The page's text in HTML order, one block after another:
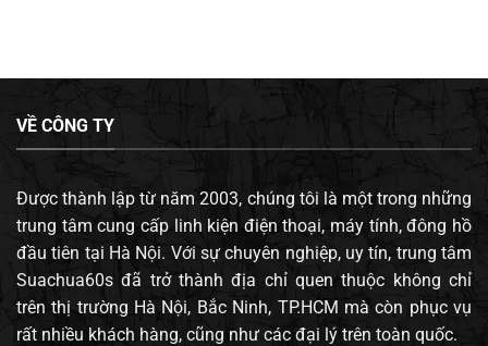
VỀ CÔNG TY
Được thành lập từ năm 2003, chúng tôi là một trong những
trung tâm cung cấp linh kiện điện thoại, máy tính, đông hồ
đầu tiên tại Hà Nội. Với sự chuyên nghiệp, uy tín, trung tâm
Suachua60s đã trở thành địa chỉ quen thuộc không chỉ
trên thị trường Hà Nội, Bắc Ninh, TP.HCM mà còn phục vụ
rất nhiều khách hàng, cũng như các đại lý trên toàn quốc.